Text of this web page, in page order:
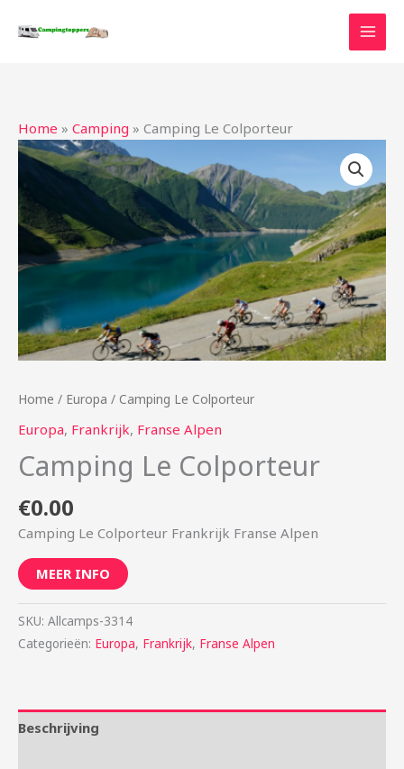
naar
Home » Camping » Camping Le Colporteur
Home / Europa / Camping Le Colporteur
Europa, Frankrijk, Franse Alpen
Camping Le Colporteur
€0.00
Camping Le Colporteur Frankrijk Franse Alpen
MEER INFO
SKU: Allcamps-3314
Categorieën: Europa, Frankrijk, Franse Alpen
Beschrijving